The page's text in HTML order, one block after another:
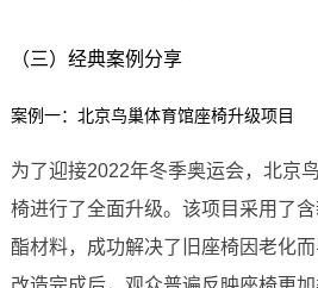
（三）经典案例分享
案例一：北京鸟巢体育馆座椅升级项目
为了迎接2022年冬季奥运会，北京
椅进行了全面升级。该项目采用了
酯材料，成功解决了旧座椅因老化而